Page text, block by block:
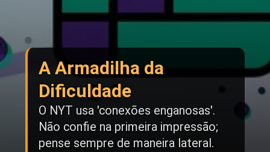
A Armadilha da
Dificuldade
O NYT usa 'conexões enganosas'.
Não confie na primeira impressão;
pense sempre de maneira lateral.